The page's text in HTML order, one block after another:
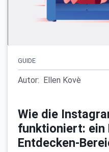
GUIDE
Autor: Ellen Kovè
Wie die
funktioniert: ein
Entdecken-